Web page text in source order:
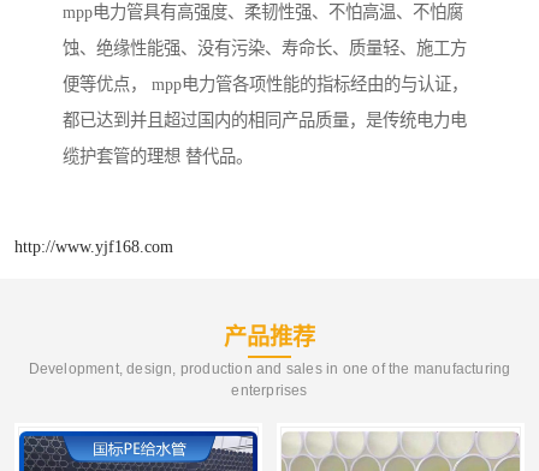
mpp电力管具有高强度、柔韧性强、不怕高温、不怕腐
蚀、绝缘性能强、没有污染、寿命长、质量轻、施工方
便等优点， mpp电力管各项性能的指标经由的与认证，
都已达到并且超过国内的相同产品质量，是传统电力电
缆护套管的理想 替代品。
http://www.yjf168.com
产品推荐
Development, design, production and sales in one of the manufacturing
enterprises